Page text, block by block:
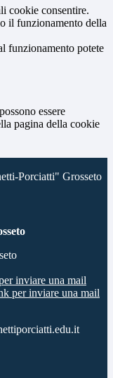
cookie consentire.
il funzionamento della
funzionamento potete
essere
pagina della cookie
Porciatti" Grosseto
inviare una mail
per inviare una mail